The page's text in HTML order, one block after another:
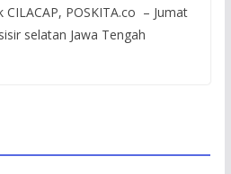
POSKITA.co – Jumat
selatan Jawa Tengah